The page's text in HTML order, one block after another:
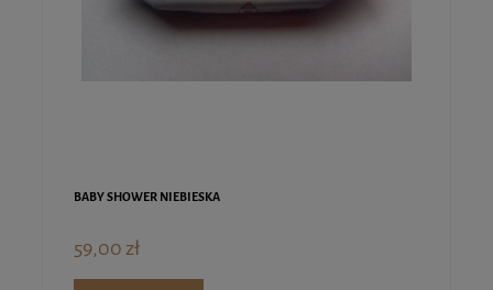
BABY SHOWER NIEBIESKA
59,00 zł